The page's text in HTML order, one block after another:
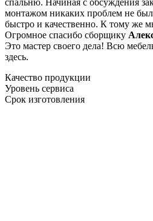
монтажом никаких проблем не
быстро и качественно. К тому же
Огромное спасибо сборщику
Это мастер своего дела! Всю
здесь.
Качество продукции
Уровень сервиса
Срок изготовления